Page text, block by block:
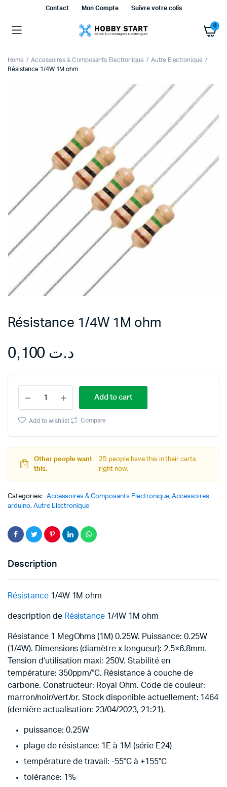
Contact Mon Compte Suivre votre colis
0
Home Accessoires & Composants Electronique
Autre Electronique
Résistance 1/4W 1M ohm
Résistance 1/4W 1M ohm
د.ت
1/4W
1M
ohm
Add to cart
Add to wishlist Compare
Other people want
this.
25 people have this in their carts
right now.
Categories: Accessoires & Composants Electronique,Accessoires
arduino, Autre Electronique
Description
Résistance1/4W 1M ohm
description de Résistance 1/4W 1M ohm
Résistance 1 MegOhms (1M) 0.25W. Puissance: 0.25W
(1/4W). Dimensions (diamètre x longueur): 2.5×6.8mm.
Tension d’utilisation maxi: 250V. Stabilité en
température: 350ppm/°C. Résistance à couche de
carbone. Constructeur: Royal Ohm. Code de couleur:
marron/noir/vert/or. Stock disponible actuellement: 1464
(dernière actualisation: 23/04/2023, 21:21).
puissance: 0.25W
plage de résistance: 1E à 1M (série E24)
température de travail: -55°C à +155°C
tolérance: 1%